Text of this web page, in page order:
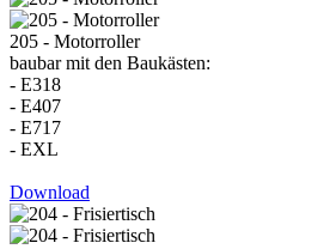
205 - Motorroller
baubar mit den Baukästen:
- E318
- E407
- E717
- EXL
Download